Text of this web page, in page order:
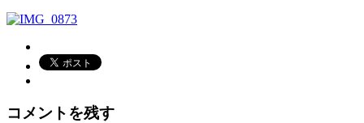
コメントを残す